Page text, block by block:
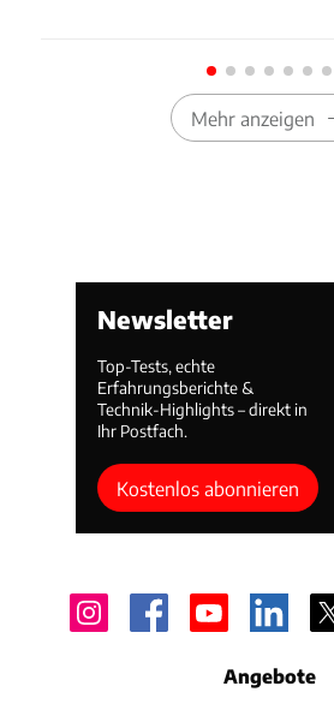
Mehr anzeigen
Newsletter
Top-Tests, echte
Erfahrungsberichte &
Technik-Highlights – direkt in
Ihr Postfach.
Kostenlos abonnieren
Angebote